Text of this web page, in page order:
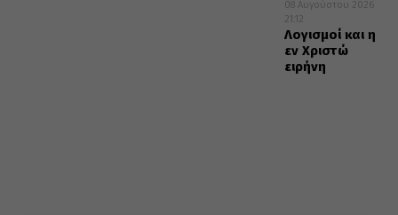
08 Αυγούστου 2026
21:12
Λογισμοί και η
εν Χριστώ
ειρήνη